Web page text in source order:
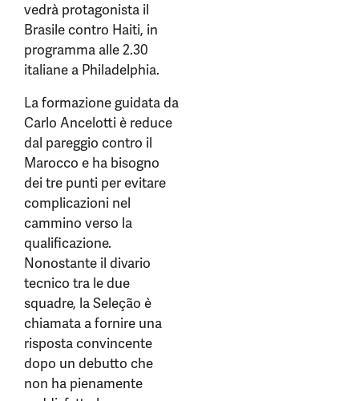
vedrà protagonista il
Brasile contro Haiti, in
programma alle 2.30
italiane a Philadelphia.
La formazione guidata da
Carlo Ancelotti è reduce
dal pareggio contro il
Marocco e ha bisogno
dei tre punti per evitare
complicazioni nel
cammino verso la
qualificazione.
Nonostante il divario
tecnico tra le due
squadre, la Seleção è
chiamata a fornire una
risposta convincente
dopo un debutto che
non ha pienamente